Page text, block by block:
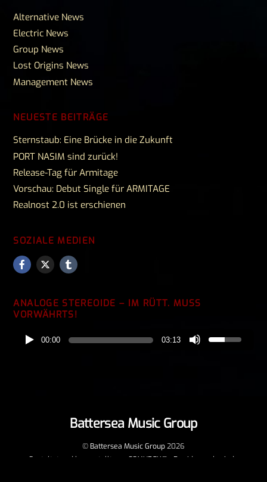
Alternative News
Electric News
Group News
Lost Origins News
Management News
NEUESTE BEITRÄGE
Sternstaub: Eine Brücke in die Zukunft
PORT NASIM sind zurück!
Release-Tag für Armitage
Vorschau: Debut Single für ARMITAGE
Realnost 2.0 ist erschienen
SOZIALE MEDIEN
ANALOGE STEREOIDE – IM RÜTT. MUSS
VORWÄHRTS!
00:00 03:13
Battersea Music Group
© Battersea Music Group2026
Gestaltet und hergestellt von COMUDEX® - Der Ideenschmiede